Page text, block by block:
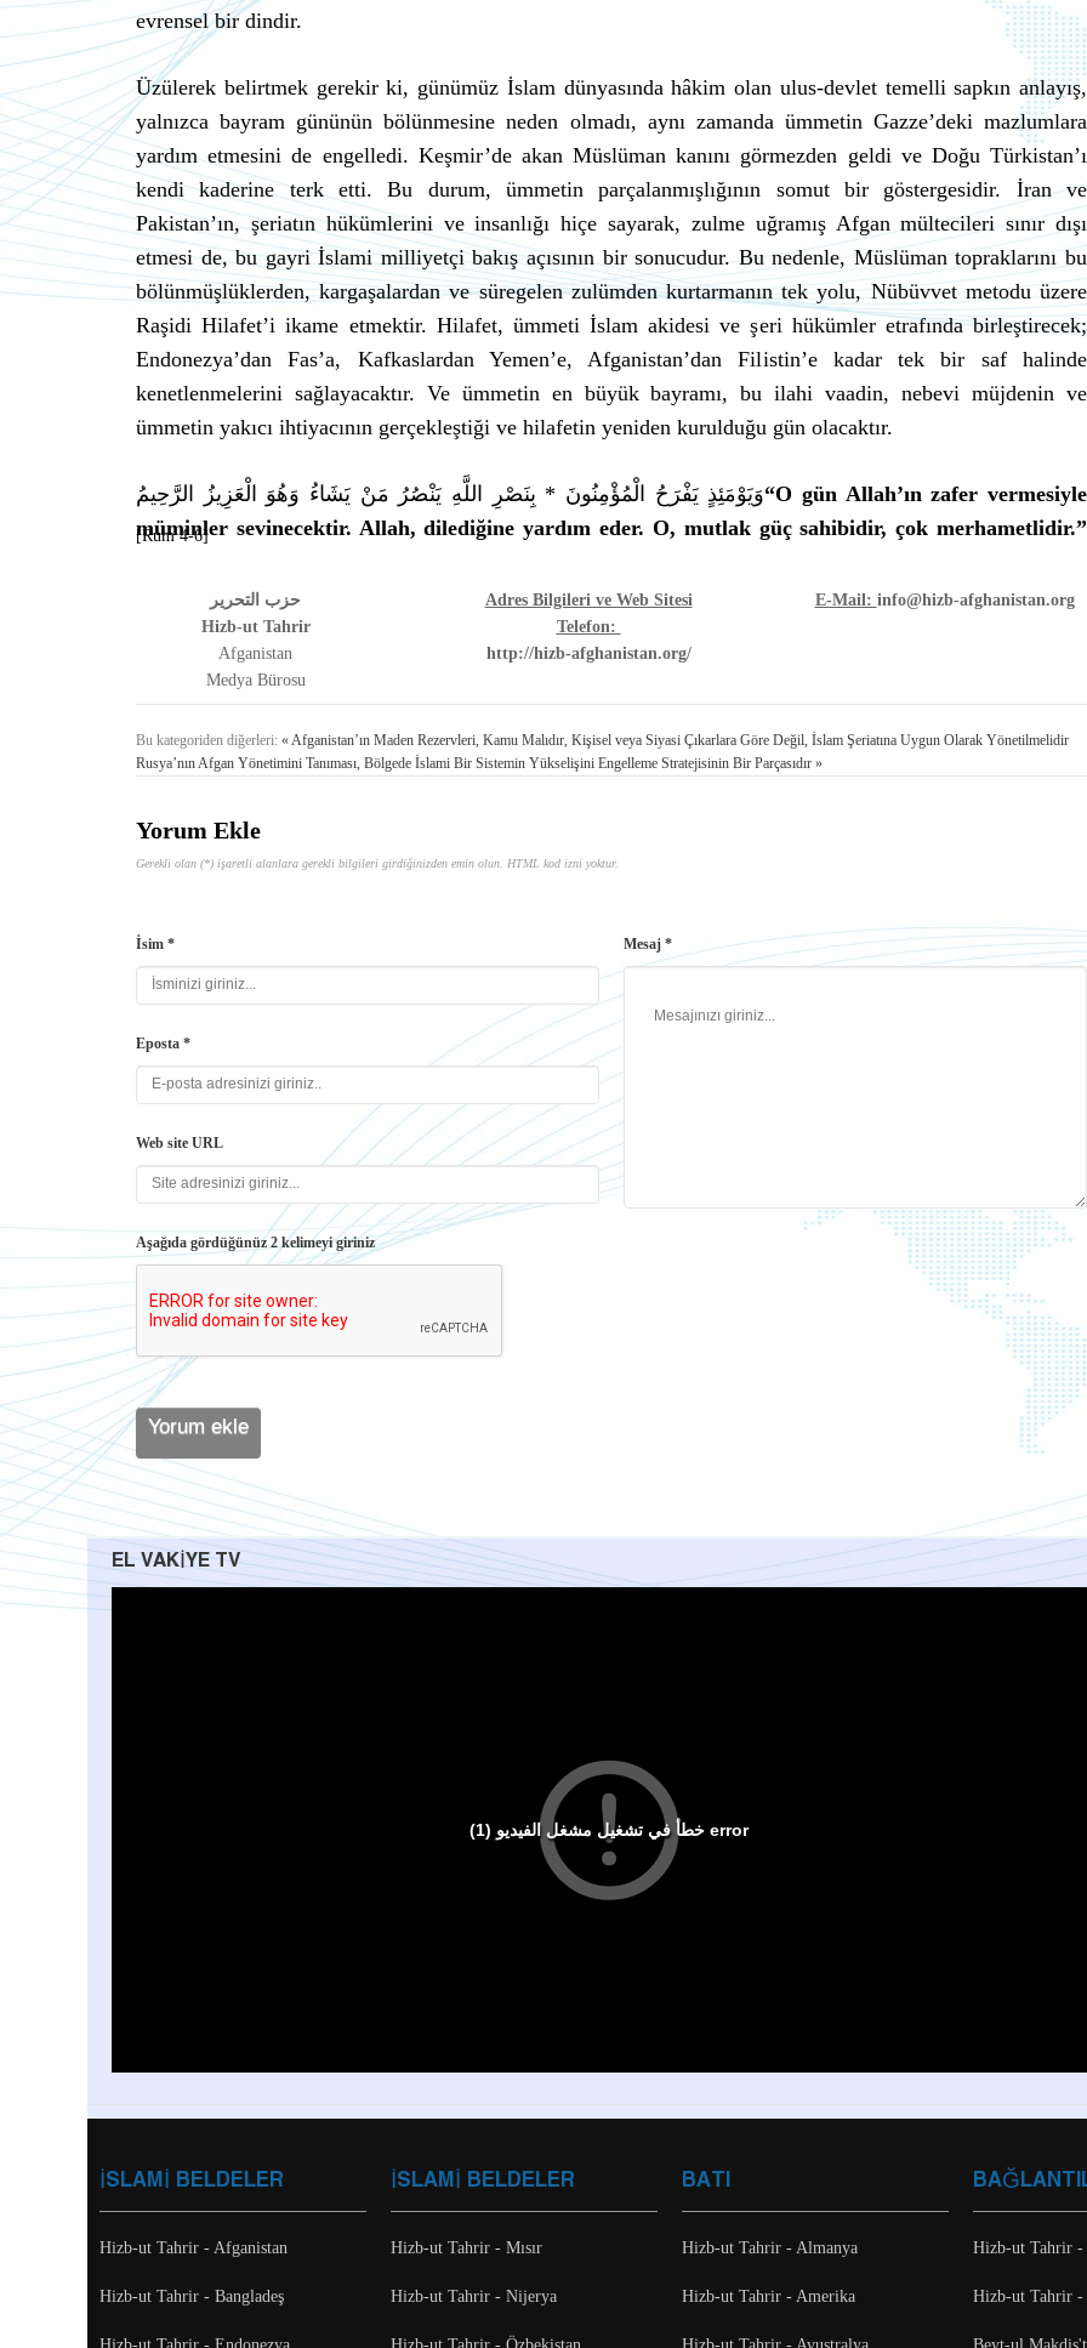
evrensel bir dindir.
Üzülerek belirtmek gerekir ki, günümüz İslam dünyasında hâkim olan ulus-devlet temelli sapkın anlayış,
yalnızca bayram gününün bölünmesine neden olmadı, aynı zamanda ümmetin Gazze’deki mazlumlara
yardım etmesini de engelledi. Keşmir’de akan Müslüman kanını görmezden geldi ve Doğu Türkistan’ı
kendi kaderine terk etti. Bu durum, ümmetin parçalanmışlığının somut bir göstergesidir. İran ve
Pakistan’ın, şeriatın hükümlerini ve insanlığı hiçe sayarak, zulme uğramış Afgan mültecileri sınır dışı
etmesi de, bu gayri İslami milliyetçi bakış açısının bir sonucudur. Bu nedenle, Müslüman topraklarını bu
bölünmüşlüklerden, kargaşalardan ve süregelen zulümden kurtarmanın tek yolu, Nübüvvet metodu üzere
Raşidi Hilafet’i ikame etmektir. Hilafet, ümmeti İslam akidesi ve şeri hükümler etrafında birleştirecek;
Endonezya’dan Fas’a, Kafkaslardan Yemen’e, Afganistan’dan Filistin’e kadar tek bir saf halinde
kenetlenmelerini sağlayacaktır. Ve ümmetin en büyük bayramı, bu ilahi vaadin, nebevi müjdenin ve
ümmetin yakıcı ihtiyacının gerçekleştiği ve hilafetin yeniden kurulduğu gün olacaktır.
وَيَوْمَئِذٍ يَفْرَحُ الْمُؤْمِنُونَ * بِنَصْرِ اللَّهِ يَنْصُرُ مَنْ يَشَاءُ وَهُوَ الْعَزِيزُ الرَّحِيمُ“O gün Allah’ın zafer vermesiyle
müminler sevinecektir. Allah, dilediğine yardım eder. O, mutlak güç sahibidir, çok merhametlidir.”
[Rum 4-6]
حزب التحرير
Hizb-ut Tahrir
Afganistan
Medya Bürosu
Adres Bilgileri ve Web Sitesi
Telefon:
http://hizb-afghanistan.org/
E-Mail: info@hizb-afghanistan.org
Bu kategoriden diğerleri: « Afganistan’ın Maden Rezervleri, Kamu Malıdır, Kişisel veya Siyasi Çıkarlara Göre Değil, İslam Şeriatına Uygun Olarak Yönetilmelidir
Rusya’nın Afgan Yönetimini Tanıması, Bölgede İslami Bir Sistemin Yükselişini Engelleme Stratejisinin Bir Parçasıdır »
Yorum Ekle
Gerekli olan (*) işaretli alanlara gerekli bilgileri girdiğinizden emin olun. HTML kod izni yoktur.
İsim *
Eposta *
Web site URL
Aşağıda gördüğünüz 2 kelimeyi giriniz
Mesaj *
EL VAKIYE TV
Hizb-ut Tahrir -
Hizb-ut Tahrir -
BATI
Hizb-ut Tahrir - Almanya
Hizb-ut Tahrir - Amerika
İSLAMİ BELDELER
Hizb-ut Tahrir - Mısır
Hizb-ut Tahrir - Nijerya
İSLAMİ BELDELER
Hizb-ut Tahrir - Afganistan
Hizb-ut Tahrir - Bangladeş